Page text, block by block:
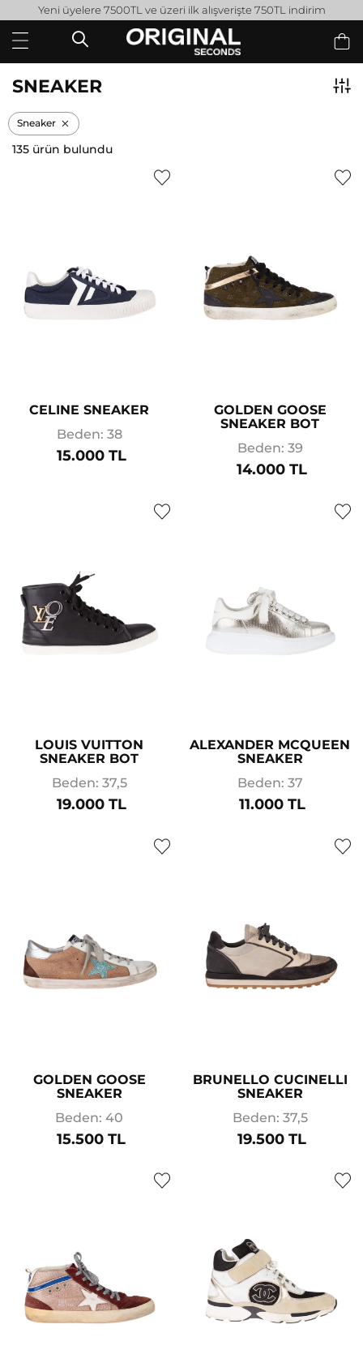
Yeni üyelere 7500TL ve üzeri ilk alışverişte 750TL indirim
SNEAKER
Sneaker
135 ürün bulundu
CELINE SNEAKER
Beden: 38
15.000 TL
GOLDEN GOOSE
SNEAKER BOT
Beden: 39
14.000 TL
LOUIS VUITTON
SNEAKER BOT
Beden: 37,5
19.000 TL
ALEXANDER MCQUEEN
SNEAKER
Beden: 37
11.000 TL
GOLDEN GOOSE
SNEAKER
Beden: 40
15.500 TL
BRUNELLO CUCINELLI
SNEAKER
Beden: 37,5
19.500 TL